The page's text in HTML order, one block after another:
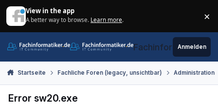
View in the app
A better way to browse. Learn more. ×
Fachinformatiker.de
Anmelden
Startseite Fachliche Foren (legacy, unsichtbar) Administration
Error sw20.exe